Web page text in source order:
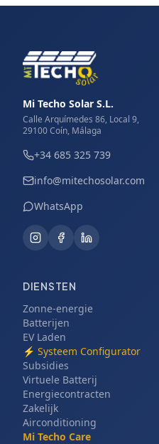
Mi Techo Solar S.L.
Calle Arquímedes 86, Local 9,
29100 Coín, Málaga
+34 685 325 739
info@mitechosolar.com
WhatsApp
DIENSTEN
Zonne-energie
Batterijen
EV Laden
⚡ Systeem Configurator
Subsidies
Virtuele Batterij
Energiecontracten
Zakelijk
Airconditioning
Mi Techo Care